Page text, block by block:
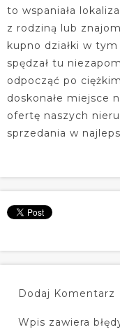
to wspaniała
z rodziną lub
kupno działki w
spędzał tu
odpocząć po
doskonałe miejsce
ofertę naszych
sprzedania w
Dodaj Komentarz
Wpis zawiera